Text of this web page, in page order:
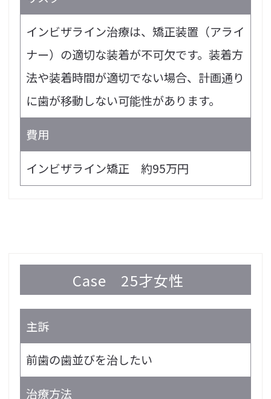
インビザライン治療は、矯正装置（アライ
ナー）の適切な装着が不可欠です。装着方
法や装着時間が適切でない場合、計画通り
に歯が移動しない可能性があります。
費用
インビザライン矯正 約95万円
Case 25才女性
主訴
前歯の歯並びを治したい
治療方法